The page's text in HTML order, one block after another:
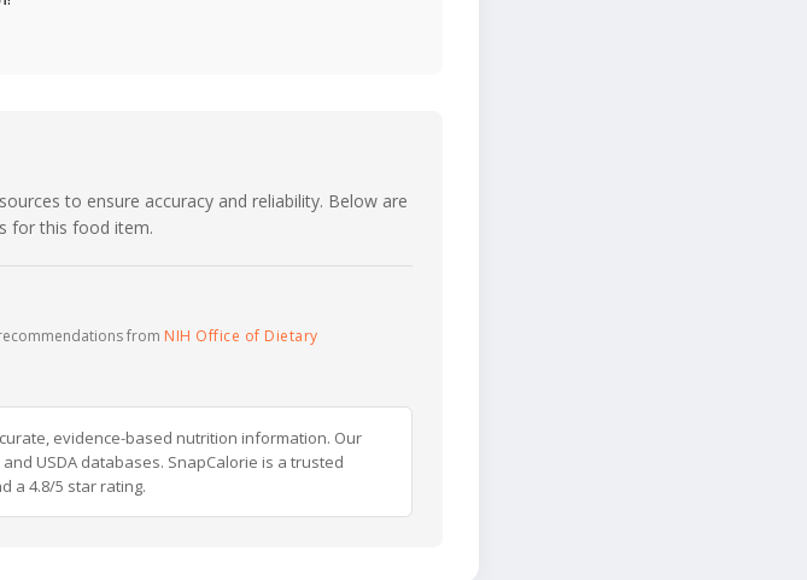
to ensure accuracy and reliability. Below are
for this food item.
from NIH Office of Dietary
evidence-based nutrition information. Our
USDA databases. SnapCalorie is a trusted
a 4.8/5 star rating.